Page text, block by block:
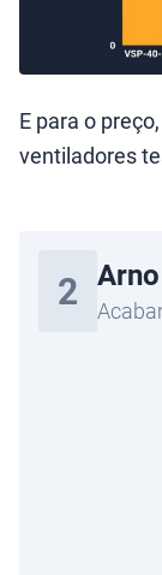
E para o
ventiladores
2